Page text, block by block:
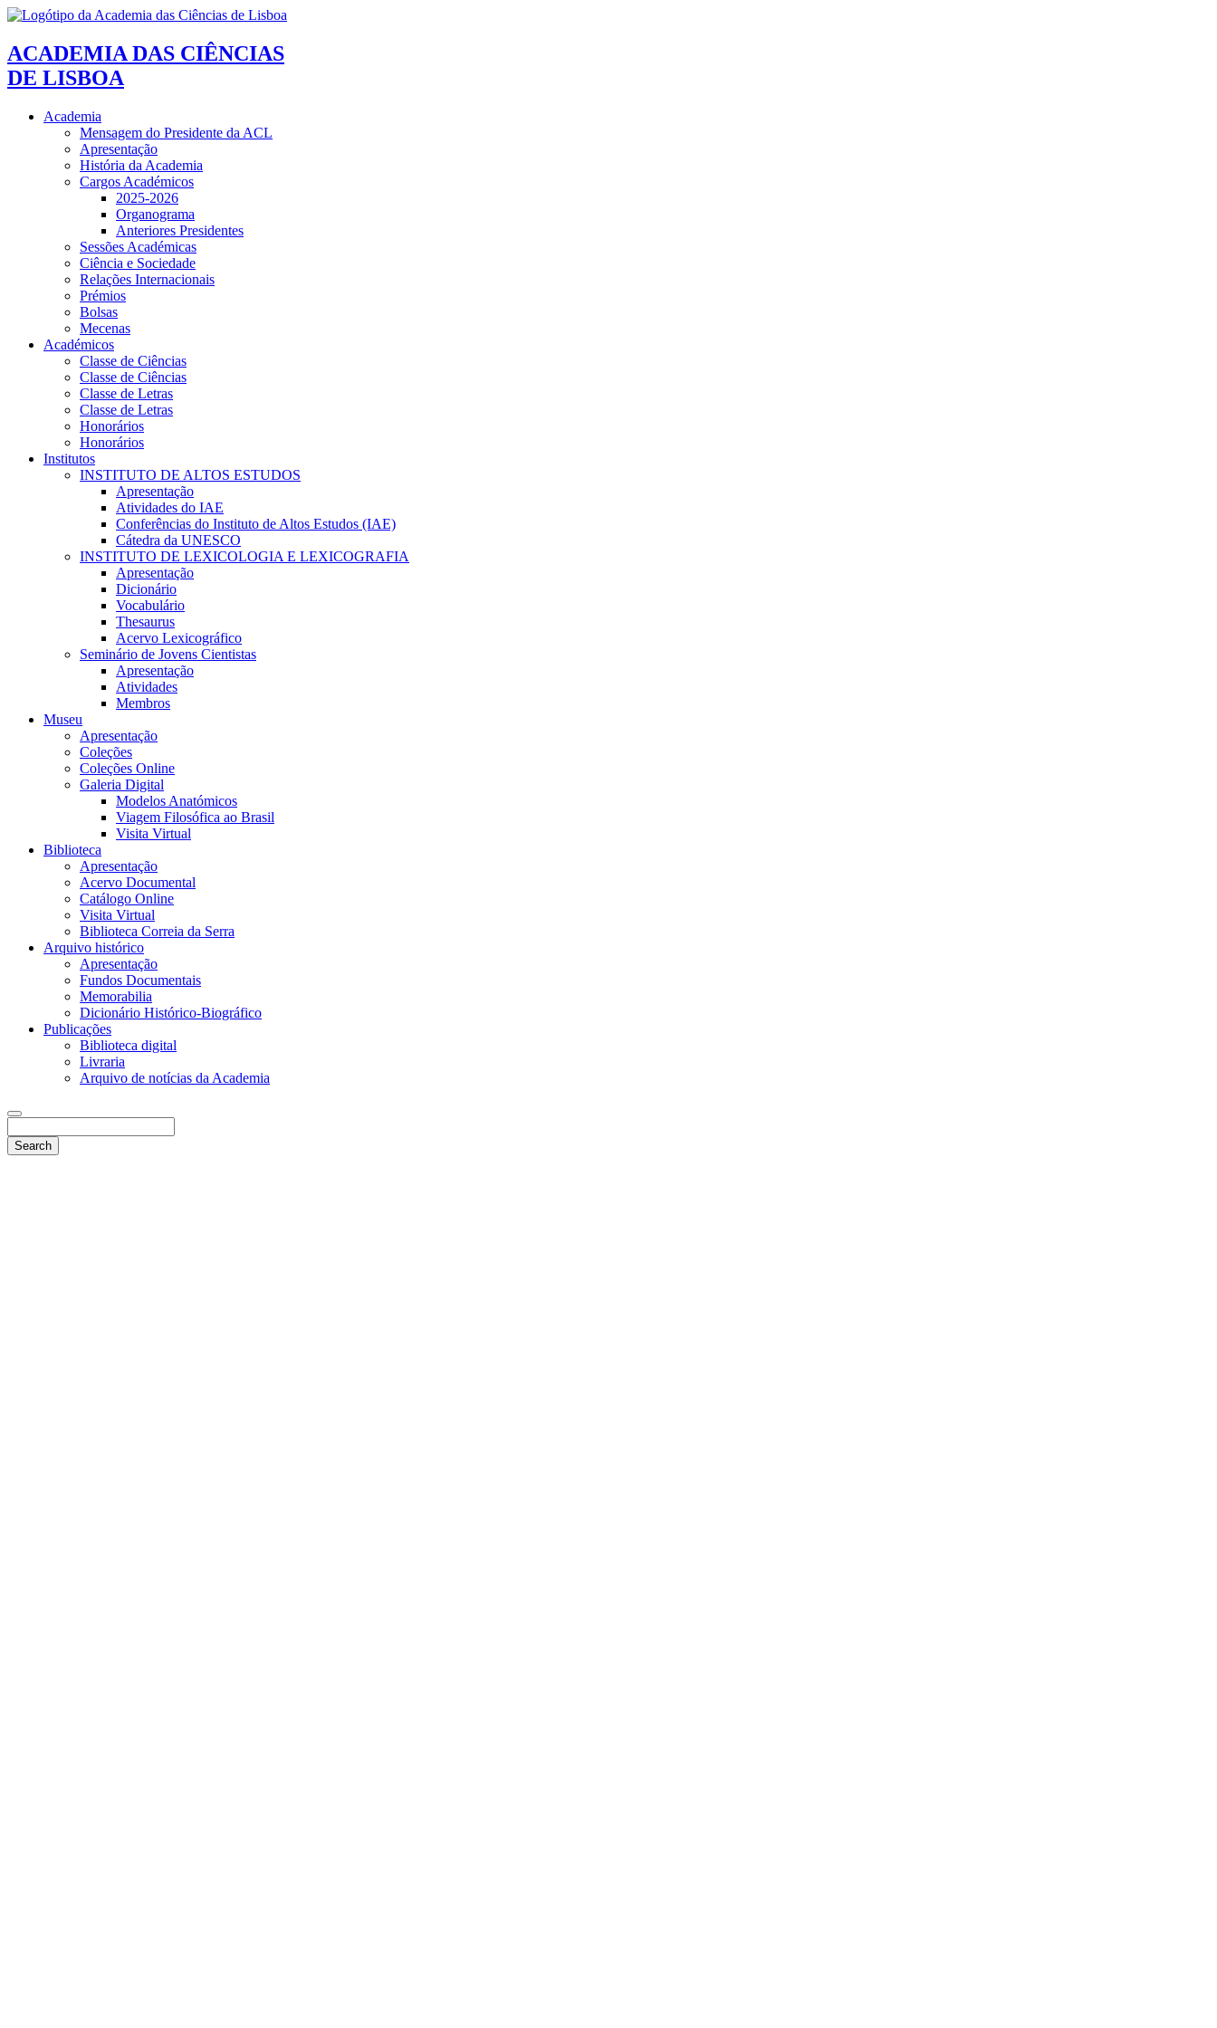
ACADEMIA DAS CIÊNCIAS
DE LISBOA
Academia
Mensagem do Presidente da ACL
Apresentação
História da Academia
Cargos Académicos
2025-2026
Organograma
Anteriores Presidentes
Sessões Académicas
Ciência e Sociedade
Relações Internacionais
Prémios
Bolsas
Mecenas
Académicos
Classe de Ciências
Classe de Ciências
Classe de Letras
Classe de Letras
Honorários
Honorários
Institutos
INSTITUTO DE ALTOS ESTUDOS
Apresentação
Atividades do IAE
Conferências do Instituto de Altos Estudos (IAE)
Cátedra da UNESCO
INSTITUTO DE LEXICOLOGIA E LEXICOGRAFIA
Apresentação
Dicionário
Vocabulário
Thesaurus
Acervo Lexicográfico
Seminário de Jovens Cientistas
Apresentação
Atividades
Membros
Museu
Apresentação
Coleções
Coleções Online
Galeria Digital
Modelos Anatómicos
Viagem Filosófica ao Brasil
Visita Virtual
Biblioteca
Apresentação
Acervo Documental
Catálogo Online
Visita Virtual
Biblioteca Correia da Serra
Arquivo histórico
Apresentação
Fundos Documentais
Memorabilia
Dicionário Histórico-Biográfico
Publicações
Biblioteca digital
Livraria
Arquivo de notícias da Academia